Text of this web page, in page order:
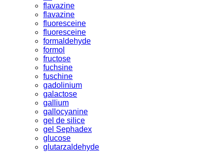
flavazine
flavazine
fluoresceine
fluoresceine
formaldehyde
formol
fructose
fuchsine
fuschine
gadolinium
galactose
gallium
gallocyanine
gel de silice
gel Sephadex
glucose
glutarzaldehyde